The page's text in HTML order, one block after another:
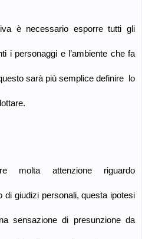
è necessario esporre tutti gli
i personaggi e l’ambiente che fa
sarà più semplice definire lo
molta attenzione riguardo
di giudizi personali, questa ipotesi
sensazione di presunzione da